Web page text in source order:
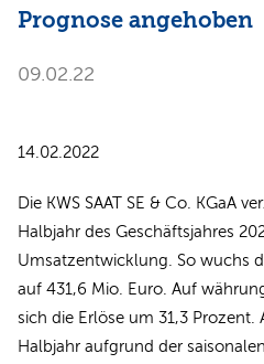
Prognose angehoben
09.02.22
14.02.2022
Die KWS SAAT SE & Co. KGaA
Halbjahr des Geschäftsjahres
Umsatzentwicklung. So wuchs
auf 431,6 Mio. Euro. Auf
sich die Erlöse um 31,3 Prozent.
Halbjahr aufgrund der